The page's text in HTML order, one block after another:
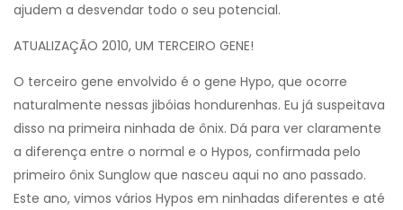
ajudem a desvendar todo o seu potencial.
ATUALIZAÇÃO 2010, UM TERCEIRO GENE!
O terceiro gene envolvido é o gene Hypo, que ocorre
naturalmente nessas jibóias hondurenhas. Eu já suspeitava
disso na primeira ninhada de ônix. Dá para ver claramente
a diferença entre o normal e o Hypos, confirmada pelo
primeiro ônix Sunglow que nasceu aqui no ano passado.
Este ano, vimos vários Hypos em ninhadas diferentes e até